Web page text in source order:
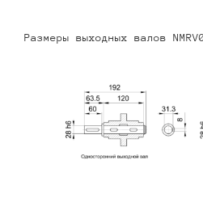
Размеры выходных валов